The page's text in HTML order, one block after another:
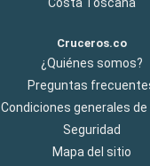
Cruceros.co
¿Quiénes somos?
Preguntas
Condiciones generales
Seguridad
Mapa del sitio